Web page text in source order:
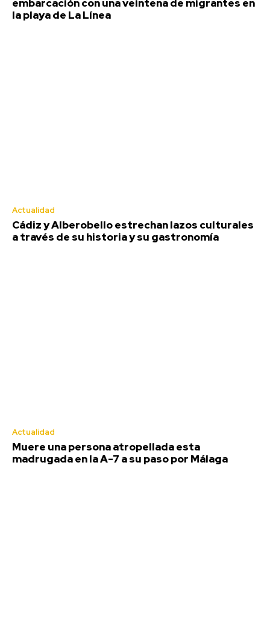
embarcación con una veintena de migrantes en
la playa de La Línea
Actualidad
Cádiz y Alberobello estrechan lazos culturales
a través de su historia y su gastronomía
Actualidad
Muere una persona atropellada esta
madrugada en la A-7 a su paso por Málaga